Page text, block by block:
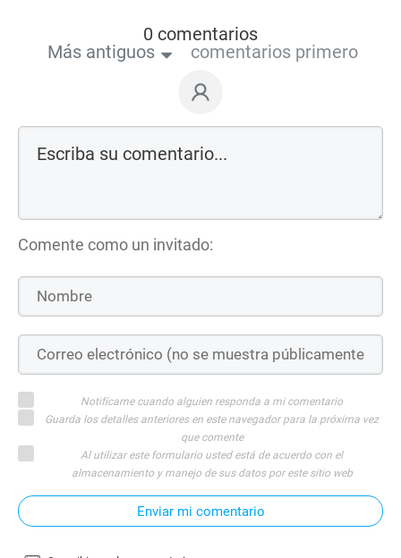
0 comentarios
Más antiguos
comentarios primero
Comente como un invitado:
Notifícame cuando alguien responda a mi comentario
Guarda los detalles anteriores en este navegador para la próxima vez
que comente
Al utilizar este formulario usted está de acuerdo con el
almacenamiento y manejo de sus datos por este sitio web
Enviar mi comentario